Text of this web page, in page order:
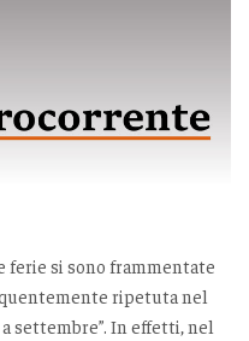
ferie si sono frammentate
ripetuta nel
settembre”. In effetti, nel